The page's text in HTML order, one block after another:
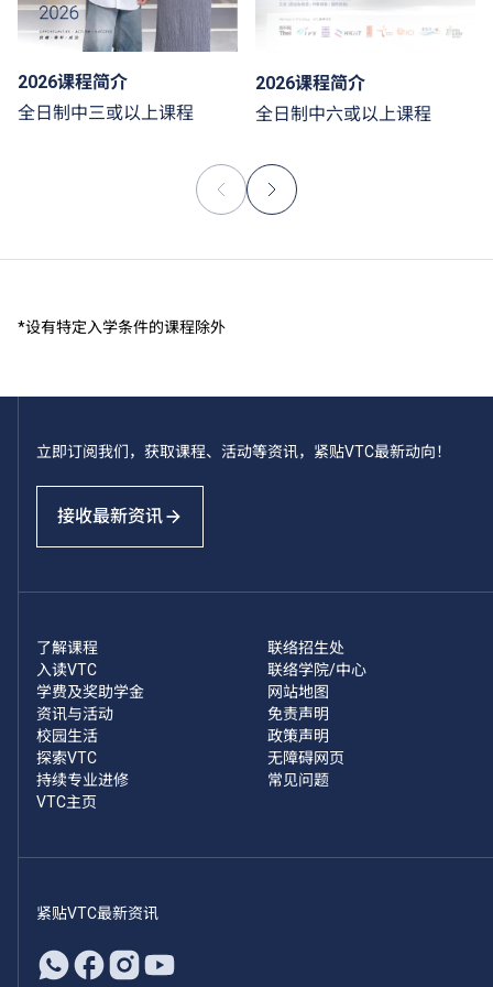
2026课程简介
全日制中三或以上课程
2026课程简介
全日制中六或以上课程
*设有特定入学条件的课程除外
立即订阅我们，获取课程、活动等资讯，紧贴VTC最新动向！
接收最新资讯
了解课程
入读VTC
学费及奖助学金
资讯与活动
校园生活
探索VTC
持续专业进修
VTC主页
联络招生处
联络学院/中心
网站地图
免责声明
政策声明
无障碍网页
常见问题
紧贴VTC最新资讯